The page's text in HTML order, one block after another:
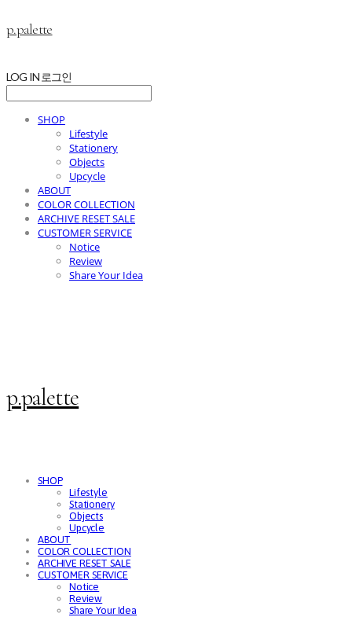
p.palette
LOG IN 로그인
SHOP
Lifestyle
Stationery
Objects
Upcycle
ABOUT
COLOR COLLECTION
ARCHIVE RESET SALE
CUSTOMER SERVICE
Notice
Review
Share Your Idea
p.palette
SHOP
Lifestyle
Stationery
Objects
Upcycle
ABOUT
COLOR COLLECTION
ARCHIVE RESET SALE
CUSTOMER SERVICE
Notice
Review
Share Your Idea